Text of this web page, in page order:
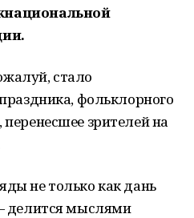
стало
фольклорного
зрителей на
не только как дань
делится мыслями